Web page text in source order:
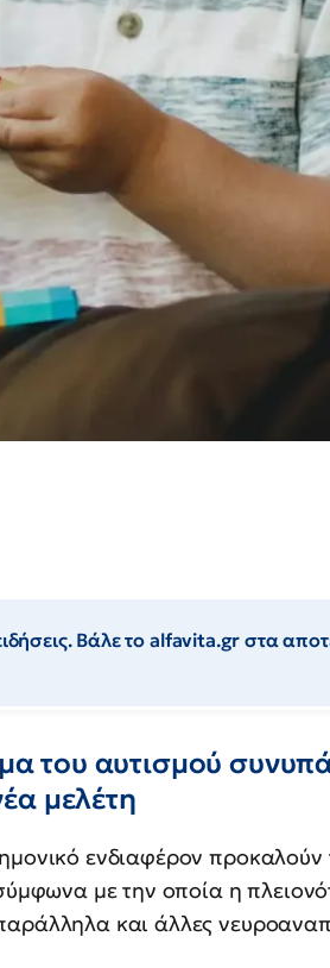
Βάλε το alfavita.gr στα
του αυτισμού
μελέτη
ενδιαφέρον
με την οποία η
και άλλες